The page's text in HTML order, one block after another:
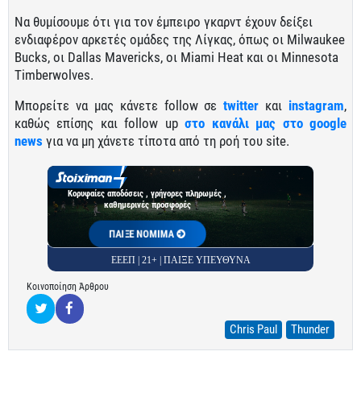
Να θυμίσουμε ότι για τον έμπειρο γκαρντ έχουν δείξει
ενδιαφέρον αρκετές ομάδες της Λίγκας, όπως οι Milwaukee
Bucks, οι Dallas Mavericks, οι Miami Heat και οι Minnesota
Timberwolves.
Μπορείτε να μας κάνετε follow σεtwitter και instagram,
καθώς επίσης και follow upστο κανάλι μας στο google
news για να μη χάνετε τίποτα από τη ροή του site.
Κορυφαίες αποδόσεις , γρήγορες πληρωμές ,
καθημερινές προσφορές
ΠΑΙΞΕ ΝΟΜΙΜΑ
ΕΕΕΠ | 21+ | ΠΑΙΞΕ ΥΠΕΥΘΥΝΑ
Κοινοποίηση Άρθρου
Chris Paul Thunder